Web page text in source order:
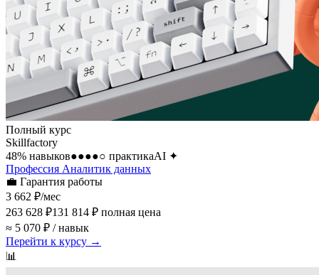
Полный курс
Skillfactory
48% навыков●●●●○ практикаAI ✦
Профессия Аналитик данных
💼 Гарантия работы
3 662 ₽/мес
263 628 ₽131 814 ₽ полная цена
≈ 5 070 ₽ / навык
Перейти к курсу →
📊